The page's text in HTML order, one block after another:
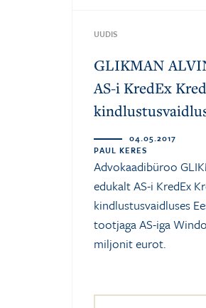
UUDIS
GLIKMAN
AS-i KredEx
04.05.2017
PAUL KERES
Advokaadibüroo
edukalt AS-i KredEx
kindlustusvaidluses
tootjaga AS-iga
miljonit eurot.